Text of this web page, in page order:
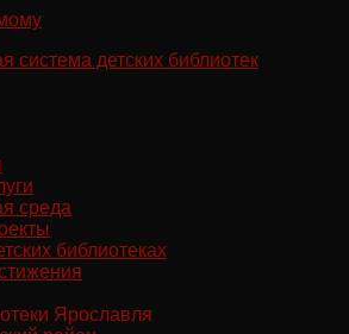
среда
библиотеках
Ярославля